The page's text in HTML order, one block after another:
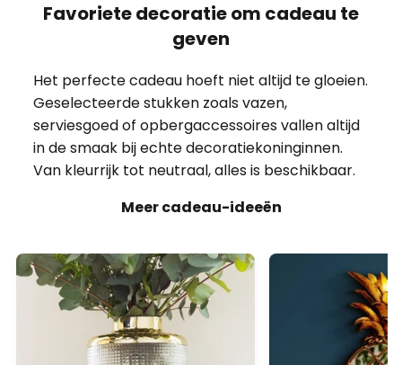
Favoriete decoratie om cadeau te
geven
Het perfecte cadeau hoeft niet altijd te gloeien.
Geselecteerde stukken zoals vazen,
serviesgoed of opbergaccessoires vallen altijd
in de smaak bij echte decoratiekoninginnen.
Van kleurrijk tot neutraal, alles is beschikbaar.
Meer cadeau-ideeën